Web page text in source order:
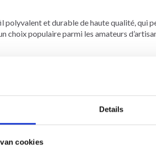
Details
cookies
et durable de haute qualité, qui
choix populaire parmi les amateurs
mm ici